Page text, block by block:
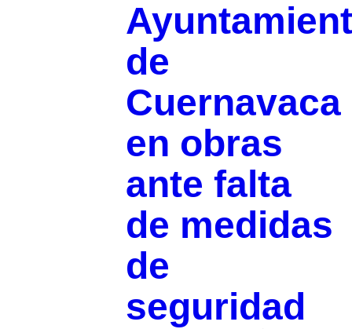
de
Cuernavaca
en obras
ante falta
de medidas
de
seguridad